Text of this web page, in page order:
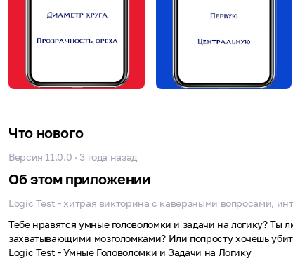
Что нового
Версия 11.0.0 · 3 года назад
Об этом приложении
Logic Test - хитрая викторина с каверзными вопросами,
Тебе нравятся умные головоломки и задачи на логику?
захватывающими мозголомками? Или попросту хочешь
Logic Test - Умные Головоломки и Задачи на Логику